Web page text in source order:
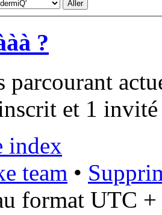
?
parcourant
et 1 invité
index
team •
format UTC